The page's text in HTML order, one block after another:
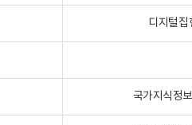
디지털집
국가지식정